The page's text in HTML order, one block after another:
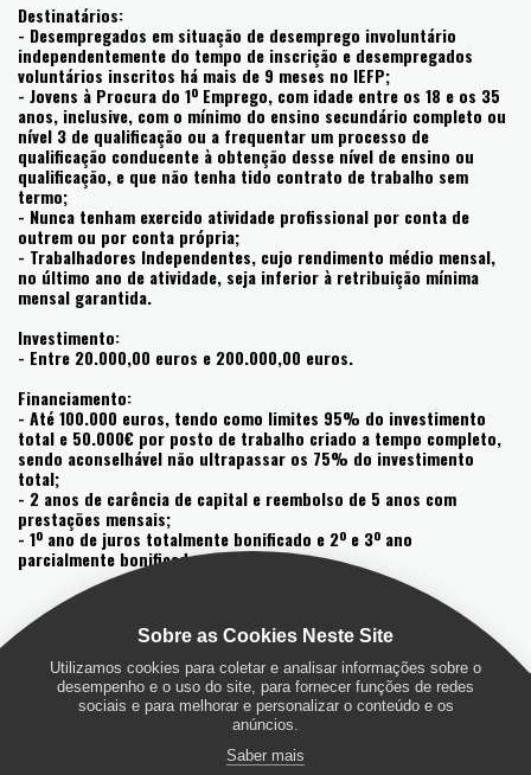
Destinatários:
- Desempregados em situação de desemprego involuntário
independentemente do tempo de inscrição e desempregados
voluntários inscritos há mais de 9 meses no IEFP;
- Jovens à Procura do 1º Emprego, com idade entre os 18 e os 35
anos, inclusive, com o mínimo do ensino secundário completo ou
nível 3 de qualificação ou a frequentar um processo de
qualificação conducente à obtenção desse nível de ensino ou
qualificação, e que não tenha tido contrato de trabalho sem
termo;
- Nunca tenham exercido atividade profissional por conta de
outrem ou por conta própria;
- Trabalhadores Independentes, cujo rendimento médio mensal,
no último ano de atividade, seja inferior à retribuição mínima
mensal garantida.
Investimento:
- Entre 20.000,00 euros e 200.000,00 euros.
Financiamento:
- Até 100.000 euros, tendo como limites 95% do investimento
total e 50.000€ por posto de trabalho criado a tempo completo,
sendo aconselhável não ultrapassar os 75% do investimento
total;
- 2 anos de carência de capital e reembolso de 5 anos com
prestações mensais;
- 1º ano de juros totalmente bonificado e 2º e 3º ano
parcialmente bonificados.
Sobre as Cookies Neste Site
Utilizamos cookies para coletar e analisar informações sobre o
desempenho e o uso do site, para fornecer funções de redes
sociais e para melhorar e personalizar o conteúdo e os
anúncios.
Saber mais